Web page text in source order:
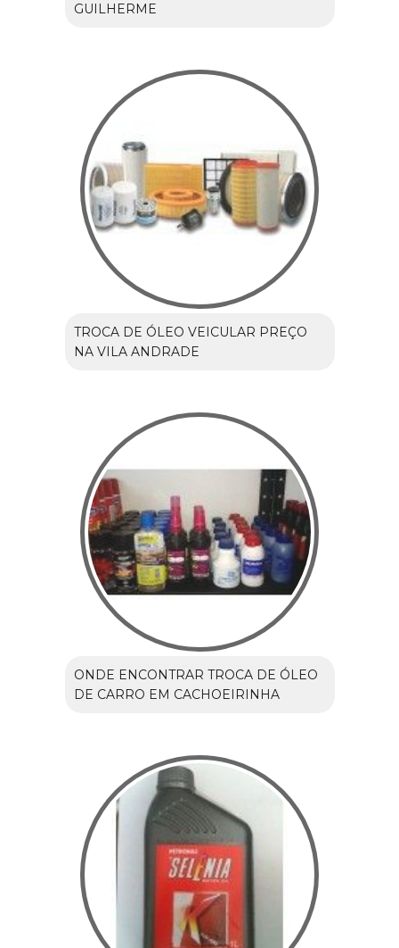
GUILHERME
TROCA DE ÓLEO VEICULAR PREÇO
NA VILA ANDRADE
ONDE ENCONTRAR TROCA DE ÓLEO
DE CARRO EM CACHOEIRINHA